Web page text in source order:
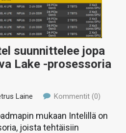
suunnittelee jopa
Lake -prosessoria
Laine Kommentit (0)
mukaan Intelillä on
joista tehtäisiin